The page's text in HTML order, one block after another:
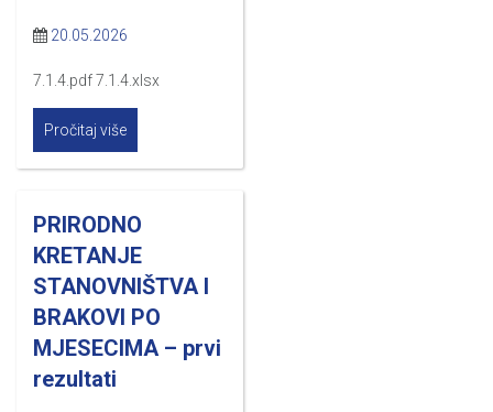
20.05.2026
7.1.4.pdf 7.1.4.xlsx
Pročitaj više
PRIRODNO
KRETANJE
STANOVNIŠTVA I
BRAKOVI PO
MJESECIMA – prvi
rezultati